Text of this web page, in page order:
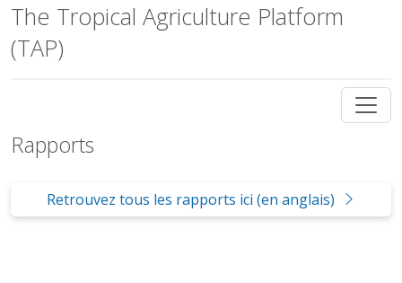
The Tropical Agriculture Platform
(TAP)
Rapports
Retrouvez tous les rapports ici (en anglais)